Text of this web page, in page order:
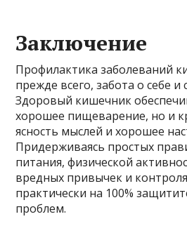
Заключение
Профилактика заболеваний
прежде всего, забота о себе
Здоровый кишечник
хорошее пищеварение, но и
ясность мыслей и хорошее
Придерживаясь простых
питания, физической
вредных привычек и
практически на 100%
проблем.